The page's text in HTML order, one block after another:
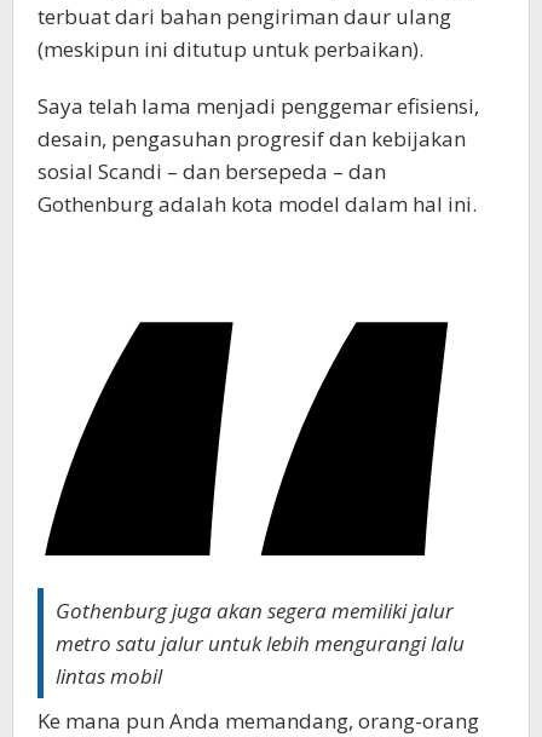
terbuat dari bahan pengiriman daur ulang
(meskipun ini ditutup untuk perbaikan).
Saya telah lama menjadi penggemar efisiensi,
desain, pengasuhan progresif dan kebijakan
sosial Scandi – dan bersepeda – dan
Gothenburg adalah kota model dalam hal ini.
Gothenburg juga akan segera memiliki jalur
metro satu jalur untuk lebih mengurangi lalu
lintas mobil
Ke mana pun Anda memandang, orang-orang